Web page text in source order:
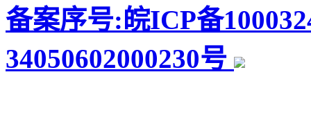
备案序号:皖ICP备
34050602000230号